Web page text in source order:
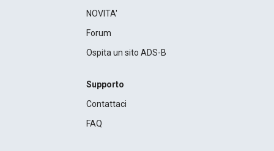
NOVITA'
Forum
Ospita un sito ADS-B
Supporto
Contattaci
FAQ